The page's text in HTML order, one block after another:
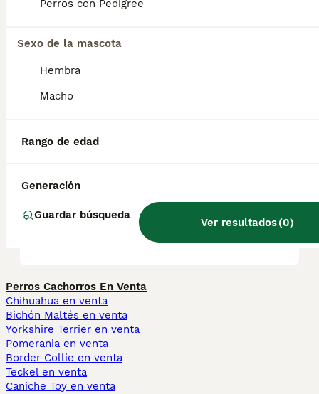
Perros con Pedigree
Sexo de la mascota
Hembra
Macho
Rango de edad
Generación
Guardar búsqueda
Ver resultados(0)
salud y el bienestar de los animales.
de comprometerse siempre es la mejor
¿Es el puli un buen perro de
¿Qué es un perro Puli?
¿Qué tamaño tiene un Puli?
Perros Cachorros En Venta
Chihuahua en venta
Bichón Maltés en venta
Yorkshire Terrier en venta
Pomerania en venta
Border Collie en venta
Teckel en venta
Caniche Toy en venta